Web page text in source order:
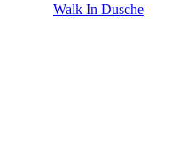
Walk In Dusche